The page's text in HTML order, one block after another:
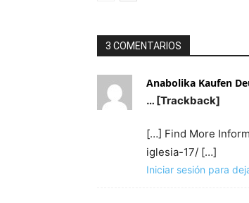
3 COMENTARIOS
Anabolika Kaufen
… [Trackback]
[…] Find More
iglesia-17/ […]
Iniciar sesión para